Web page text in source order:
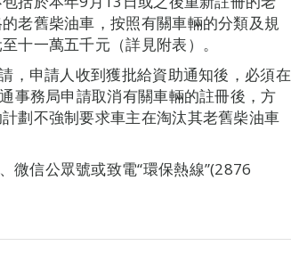
老舊柴油車，按照有關車輛的分類及規
十一萬五千元（詳見附表）。
，申請人收到獲批給資助通知後，必須在
事務局申請取消有關車輛的註冊後，方
劃不強制要求車主在淘汰其老舊柴油車
信公眾號或致電“環保熱線”(2876